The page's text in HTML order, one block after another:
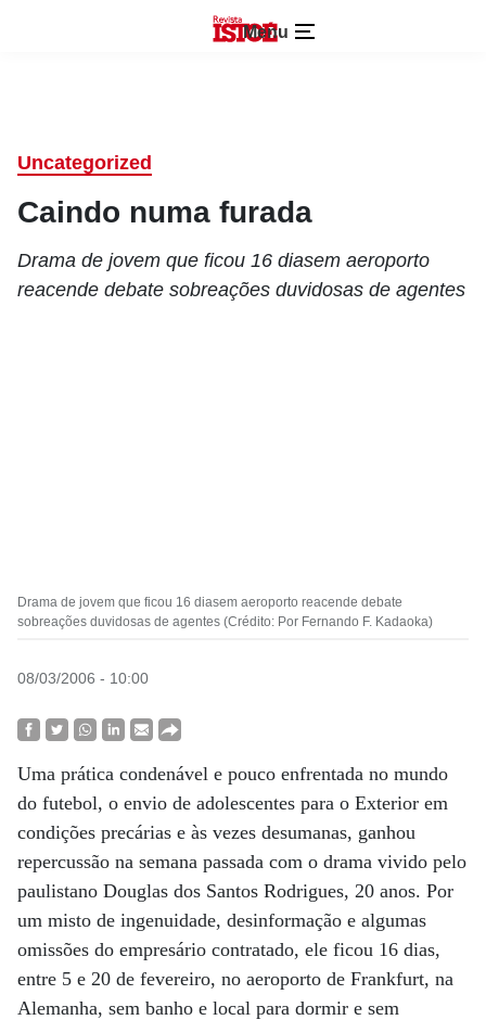
Menu
Uncategorized
Caindo numa furada
Drama de jovem que ficou 16 diasem aeroporto
reacende debate sobreações duvidosas de agentes
Drama de jovem que ficou 16 diasem aeroporto reacende debate
sobreações duvidosas de agentes (Crédito: Por Fernando F. Kadaoka)
08/03/2006 - 10:00
Uma prática condenável e pouco enfrentada no mundo
do futebol, o envio de adolescentes para o Exterior em
condições precárias e às vezes desumanas, ganhou
repercussão na semana passada com o drama vivido pelo
paulistano Douglas dos Santos Rodrigues, 20 anos. Por
um misto de ingenuidade, desinformação e algumas
omissões do empresário contratado, ele ficou 16 dias,
entre 5 e 20 de fevereiro, no aeroporto de Frankfurt, na
Alemanha, sem banho e local para dormir e sem